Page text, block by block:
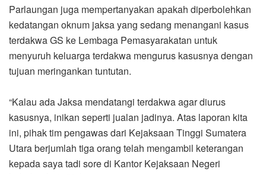
Parlaungan juga mempertanyakan apakah diperbolehkan
kedatangan oknum jaksa yang sedang menangani kasus
terdakwa GS ke Lembaga Pemasyarakatan untuk
menyuruh keluarga terdakwa mengurus kasusnya dengan
tujuan meringankan tuntutan.
“Kalau ada Jaksa mendatangi terdakwa agar diurus
kasusnya, inikan seperti jualan jadinya. Atas laporan kita
ini, pihak tim pengawas dari Kejaksaan Tinggi Sumatera
Utara berjumlah tiga orang telah mengambil keterangan
kepada saya tadi sore di Kantor Kejaksaan Negeri